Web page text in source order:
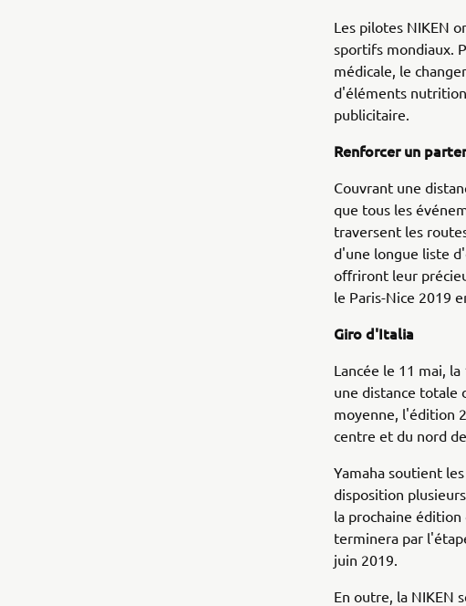
Les pilotes NIKEN
sportifs mondiaux.
médicale, le
d'éléments
publicitaire.
Renforcer un
Couvrant une
que tous les
traversent les
d'une longue liste
oﬀriront leur
le Paris-Nice 2019
Giro d'Italia
Lancée le 11 mai,
une distance totale
moyenne, l'édition
centre et du nord
Yamaha soutient
disposition
la prochaine
terminera par
juin 2019.
En outre, la NIKEN